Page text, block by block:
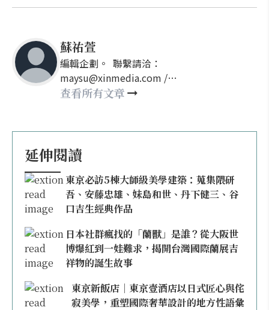
蘇祐萱
編輯企劃。 聯繫請洽：
maysu@xinmedia.com /
may860527@gmail.com
查看所有文章
延伸閱讀
東京必訪5棟大師級美學建築：蒐集隈研
吾、安藤忠雄、妹島和世、丹下健三、谷
口吉生經典作品
日本社群瘋找的「蘭獸」是誰？從大阪世
博爆紅到一娃難求，揭開台灣國際蘭展吉
祥物的誕生故事
東京新飯店｜東京壹酒店以日式匠心與侘
寂美學，重塑國際奢華設計的地方性語彙